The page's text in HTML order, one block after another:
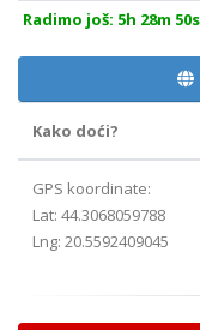
Radimo još: 5h 28m 49s
Kako doći?
GPS koordinate:
Lat: 44.3068059788
Lng: 20.5592409045